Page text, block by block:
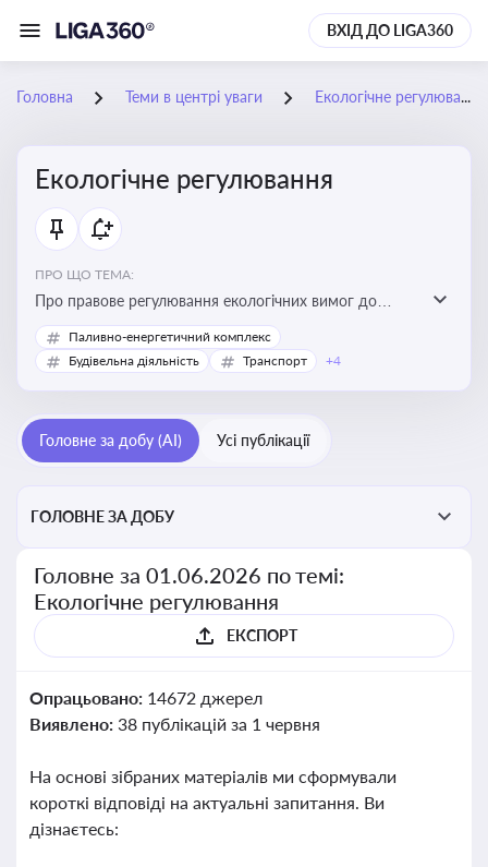
ВХІД ДО LIGA360
Головна Теми в центрі уваги Екологічне регулювання
Екологічне регулювання
ПРО ЩО ТЕМА:
Про правове регулювання екологічних вимог до
виробництв, включно з дозволами, перевірками,
стандартами викидів і гармонізацією з
Паливно-енергетичний комплекс
Будівельна діяльність
Транспорт +4
Головне за добу (AI) Усі публікації
ГОЛОВНЕ ЗА ДОБУ
Головне за 01.06.2026 по темі:
Екологічне регулювання
ЕКСПОРТ
Опрацьовано: 14672 джерел
Виявлено: 38 публікацій за 1 червня
На основі зібраних матеріалів ми сформували
короткі відповіді на актуальні запитання. Ви
дізнаєтесь: